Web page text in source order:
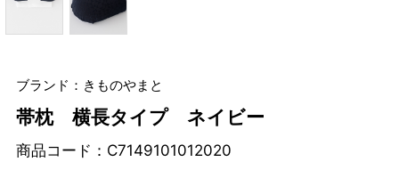
ブランド：きものやまと
帯枕 横長タイプ ネイビー
商品コード： C7149101012020